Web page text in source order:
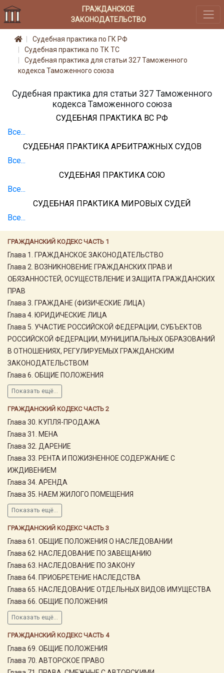
ГРАЖДАНСКОЕ
ЗАКОНОДАТЕЛЬСТВО
ГРАЖДАНСКИЙ КОДЕКС ЧАСТЬ 1
Глава 1. ГРАЖДАНСКОЕ ЗАКОНОДАТЕЛЬСТВО
Глава 2. ВОЗНИКНОВЕНИЕ ГРАЖДАНСКИХ ПРАВ И
ОБЯЗАННОСТЕЙ, ОСУЩЕСТВЛЕНИЕ И ЗАЩИТА ГРАЖДАНСКИХ
ПРАВ
Глава 3. ГРАЖДАНЕ (ФИЗИЧЕСКИЕ ЛИЦА)
Глава 4. ЮРИДИЧЕСКИЕ ЛИЦА
Глава 5. УЧАСТИЕ РОССИЙСКОЙ ФЕДЕРАЦИИ, СУБЪЕКТОВ
РОССИЙСКОЙ ФЕДЕРАЦИИ, МУНИЦИПАЛЬНЫХ ОБРАЗОВАНИЙ
В ОТНОШЕНИЯХ, РЕГУЛИРУЕМЫХ ГРАЖДАНСКИМ
ЗАКОНОДАТЕЛЬСТВОМ
Глава 6. ОБЩИЕ ПОЛОЖЕНИЯ
Показать ещё...
ГРАЖДАНСКИЙ КОДЕКС ЧАСТЬ 2
Глава 30. КУПЛЯ-ПРОДАЖА
Глава 31. МЕНА
Глава 32. ДАРЕНИЕ
Глава 33. РЕНТА И ПОЖИЗНЕННОЕ СОДЕРЖАНИЕ С
ИЖДИВЕНИЕМ
Глава 34. АРЕНДА
Глава 35. НАЕМ ЖИЛОГО ПОМЕЩЕНИЯ
Показать ещё...
ГРАЖДАНСКИЙ КОДЕКС ЧАСТЬ 3
Глава 61. ОБЩИЕ ПОЛОЖЕНИЯ О НАСЛЕДОВАНИИ
Глава 62. НАСЛЕДОВАНИЕ ПО ЗАВЕЩАНИЮ
Глава 63. НАСЛЕДОВАНИЕ ПО ЗАКОНУ
Глава 64. ПРИОБРЕТЕНИЕ НАСЛЕДСТВА
Глава 65. НАСЛЕДОВАНИЕ ОТДЕЛЬНЫХ ВИДОВ ИМУЩЕСТВА
Глава 66. ОБЩИЕ ПОЛОЖЕНИЯ
Показать ещё...
ГРАЖДАНСКИЙ КОДЕКС ЧАСТЬ 4
Глава 69. ОБЩИЕ ПОЛОЖЕНИЯ
Глава 70. АВТОРСКОЕ ПРАВО
Судебная практика по ГК РФ
Судебная практика по ТК ТС
Судебная практика для статьи 327 Таможенного
кодекса Таможенного союза
Судебная практика для статьи 327 Таможенного
кодекса Таможенного союза
СУДЕБНАЯ ПРАКТИКА ВС РФ
Все...
СУДЕБНАЯ ПРАКТИКА АРБИТРАЖНЫХ СУДОВ
Все...
СУДЕБНАЯ ПРАКТИКА СОЮ
Все...
СУДЕБНАЯ ПРАКТИКА МИРОВЫХ СУДЕЙ
Все...